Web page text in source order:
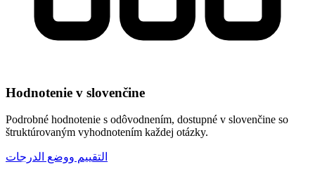
Hodnotenie v slovenčine
Podrobné hodnotenie s odôvodnením, dostupné v slovenčine so
štruktúrovaným vyhodnotením každej otázky.
التقييم ووضع الدرجات